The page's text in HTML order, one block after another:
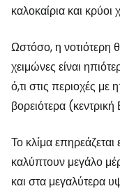
καλοκαίρια και κρύοι
Ωστόσο, η νοτιότερη
χειμώνες είναι
ό,τι στις περιοχές με
βορειότερα
Το κλίμα
καλύπτουν μεγάλο
και στα μεγαλύτερα